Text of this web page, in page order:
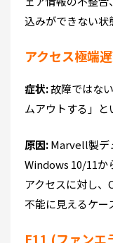
込みができない状
アクセス極端
症状:故障ではな
ムアウトする」と
原因:Marvell製デ
Windows 10/11か
アクセスに対し
不能に見えるケー
E11 (ファンエ